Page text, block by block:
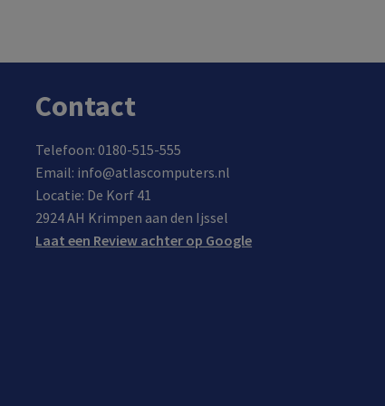
Contact
Telefoon: 0180-515-555
Email: info@atlascomputers.nl
Locatie: De Korf 41
2924 AH Krimpen aan den Ijssel
Laat een Review achter op Google